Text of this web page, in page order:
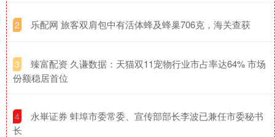
2 ​乐配网 旅客双肩包中有活体蜂及蜂巢706克，海关查获
3
​臻富配资 久谦数据：天猫双11宠物行业市占率达64% 市场
份额稳居首位
4
​永崋证券 蚌埠市委常委、宣传部部长李波已兼任市委秘书
长